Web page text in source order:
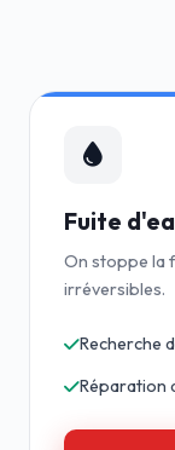
Fuite
On stoppe la
irréversibles.
Recherche
Réparation